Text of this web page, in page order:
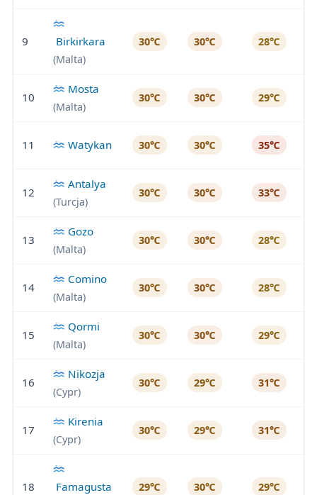
9 Birkirkara
(Malta)
30℃ 30℃ 28℃
10
Mosta
(Malta)
30℃ 30℃ 29℃
11 Watykan 30℃ 30℃ 35℃
12
Antalya
(Turcja)
30℃ 30℃ 33℃
13
Gozo
(Malta)
30℃ 30℃ 28℃
14
Comino
(Malta)
30℃ 30℃ 28℃
15
Qormi
(Malta)
30℃ 30℃ 29℃
16
Nikozja
(Cypr)
30℃ 29℃ 31℃
17
Kirenia
(Cypr)
30℃ 29℃ 31℃
18 Famagusta 29℃ 30℃ 29℃